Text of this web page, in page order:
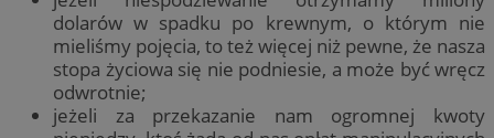
dolarów w spadku po krewnym, o którym nie
mieliśmy pojęcia, to też więcej niż pewne, że nasza
stopa życiowa się nie podniesie, a może być wręcz
odwrotnie;
jeżeli za przekazanie nam ogromnej kwoty